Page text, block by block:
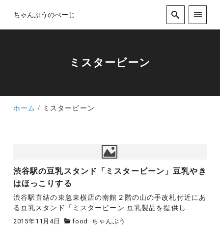
ちゃんぶうのぺーじ
ミスタービーン
ホーム ミスタービーン
渋谷駅の豆乳スタンド「ミスタービーン」豆乳やき
はほっこりする
渋谷駅直結の東急東横店の南館２階の山の手改札付近にあ
る豆乳スタンド「ミスタービーン 豆乳製品を提供し...
2015年11月4日 food ちゃんぶう